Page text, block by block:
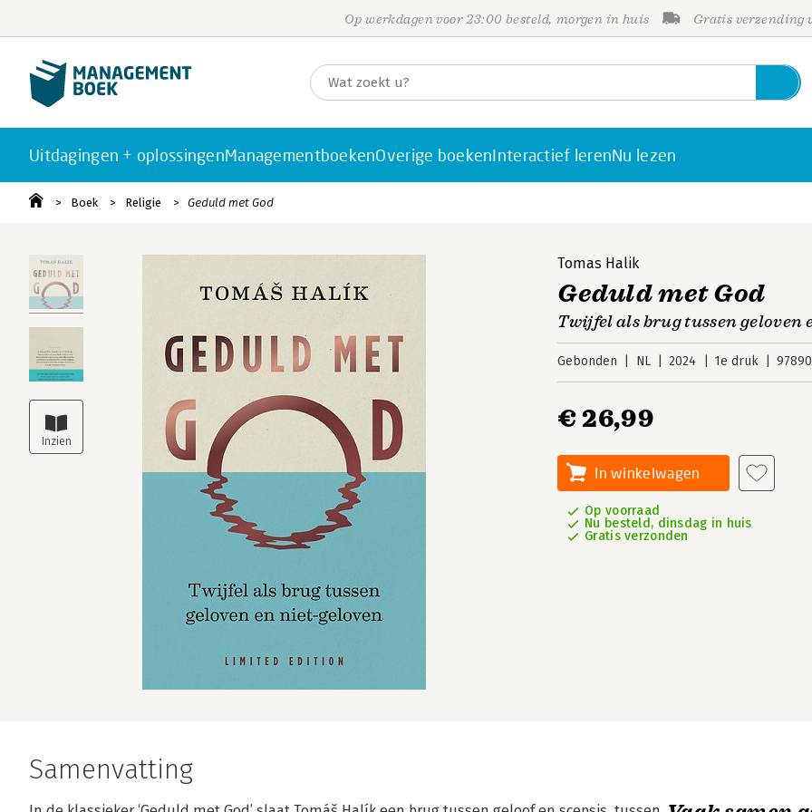
Op werkdagen voor 23:00 besteld, morgen in huis Gratis verzending
Uitdagingen + oplossingenManagementboekenOverige boekenInteractief lerenNu lezen
Boek Religie Geduld met God
Tomas Halik
Geduld met God
Twijfel als brug tussen geloven
Gebonden NL 2024 1e druk
€ 26,99
In winkelwagen
Op voorraad
Nu besteld, dinsdag in huis
Gratis verzonden
Samenvatting